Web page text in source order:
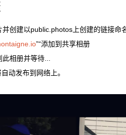
并创建以public.photos上创建的链接命
”“添加到共享相册
相册并等待...
自动发布到网络上。